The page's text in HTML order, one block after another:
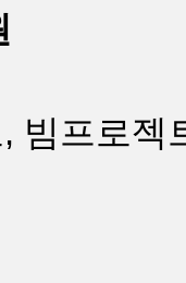
빔프로